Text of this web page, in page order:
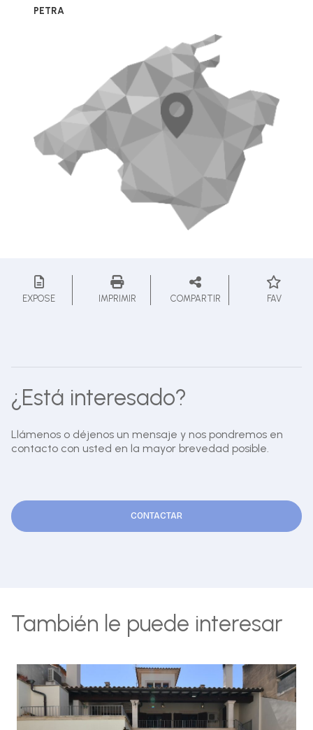
PETRA
EXPOSE IMPRIMIR COMPARTIR FAV
¿Está interesado?
Llámenos o déjenos un mensaje y nos pondremos en
contacto con usted en la mayor brevedad posible.
CONTACTAR
También le puede interesar